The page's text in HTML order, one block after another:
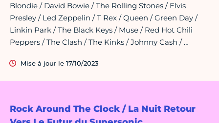
Rock Around The Clock / La Nuit Retour
Blondie / David Bowie / The Rolling Stones / Elvis
Presley / Led Zeppelin / T Rex / Queen / Green Day /
Linkin Park / The Black Keys / Muse / Red Hot Chili
Peppers / The Clash / The Kinks / Johnny Cash / …
Mise à jour le 17/10/2023